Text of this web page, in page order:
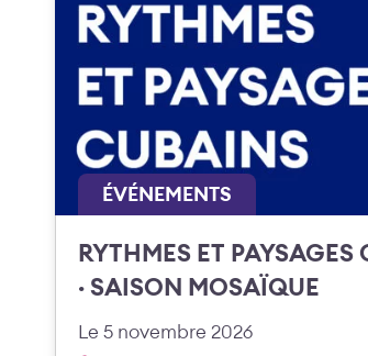
ÉVÉNEMENTS
RYTHMES ET PAYSAGES
· SAISON MOSAÏQUE
Le 5 novembre 2026